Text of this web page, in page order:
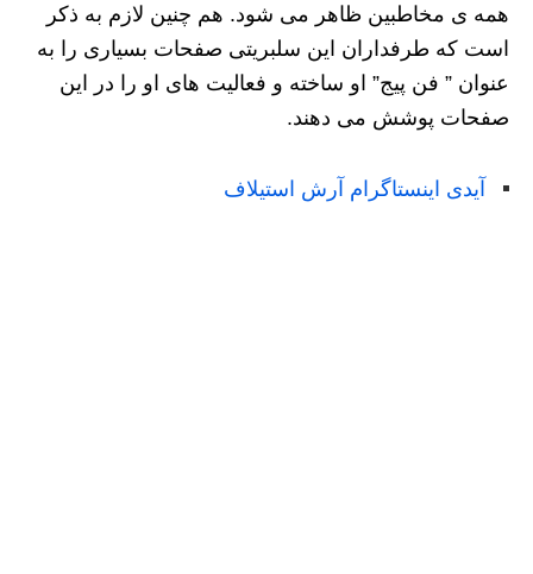
همه ی مخاطبین ظاهر می شود. هم چنین لازم به ذکر
است که طرفداران این سلبریتی صفحات بسیاری را به
عنوان ” فن پیج” او ساخته و فعالیت های او را در این
صفحات پوشش می دهند.
آیدی اینستاگرام آرش استیلاف